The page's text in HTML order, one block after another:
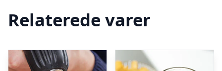
Relaterede varer